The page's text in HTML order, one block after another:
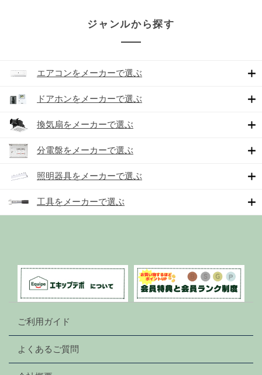
ジャンルから探す
エアコンをメーカーで選ぶ
ドアホンをメーカーで選ぶ
換気扇をメーカーで選ぶ
分電盤をメーカーで選ぶ
照明器具をメーカーで選ぶ
工具をメーカーで選ぶ
ご利用ガイド
よくあるご質問